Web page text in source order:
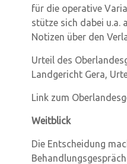
für die operative
stütze sich dabei u.a.
Notizen über den
Urteil des
Landgericht Gera,
Link zum
Weitblick
Die Entscheidung